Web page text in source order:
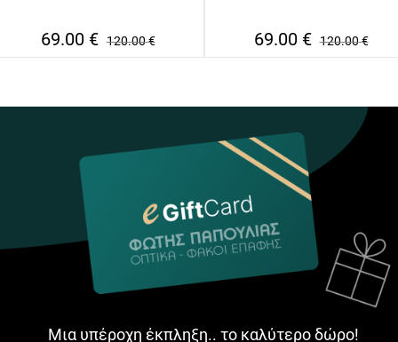
69.00 € 120.00€ 69.00 € 120.00€
Μια υπέροχη έκπληξη.. το καλύτερο δώρο!